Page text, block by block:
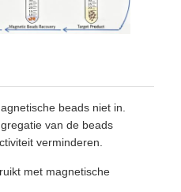
magnetische kralen
beads niet in.
van de beads
verminderen.
met magnetische